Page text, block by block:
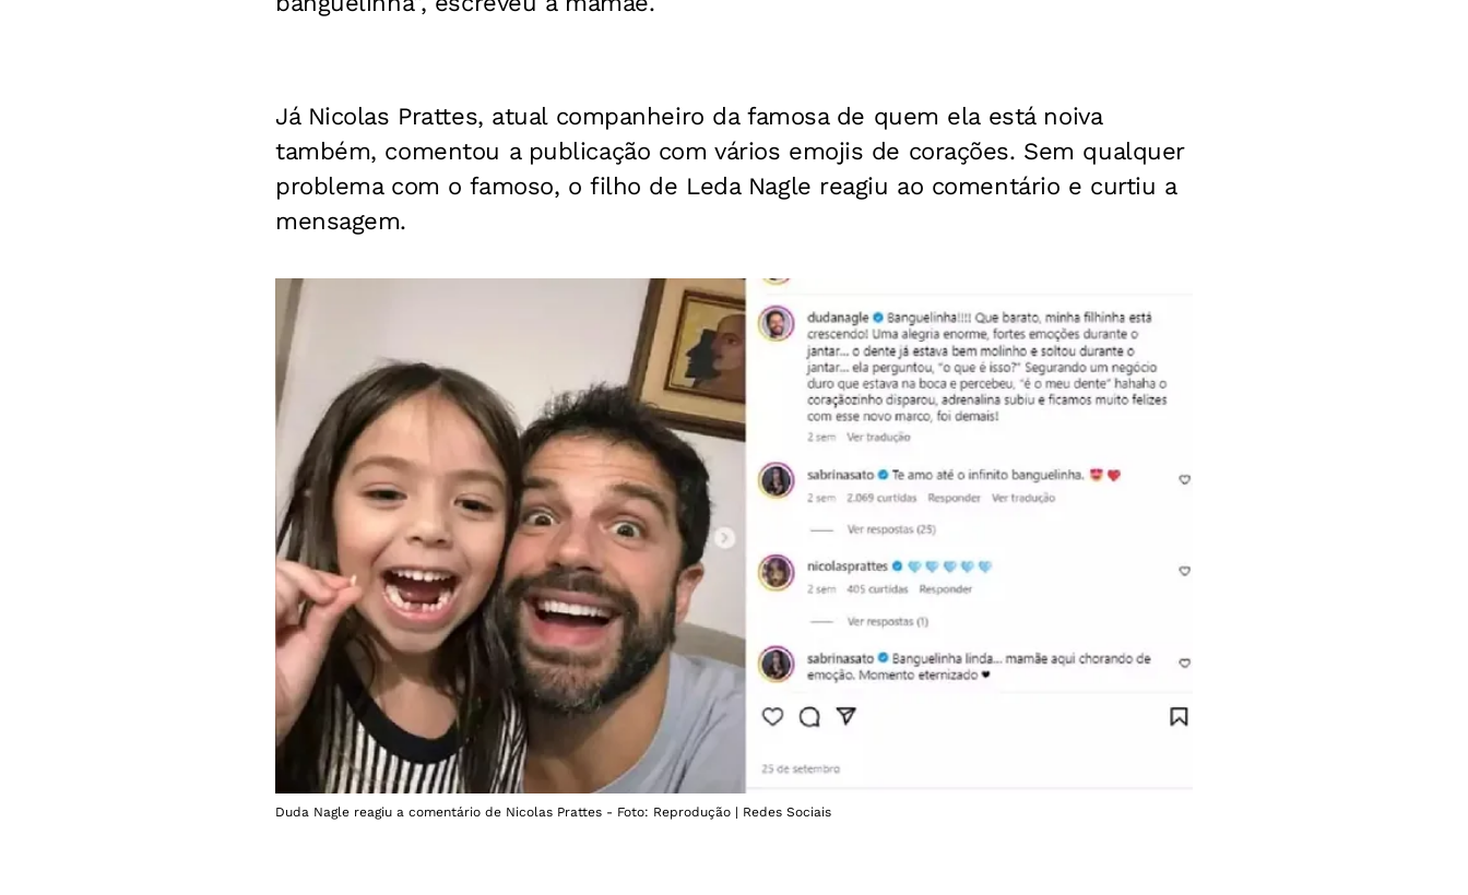
Já Nicolas Prattes, atual companheiro da famosa de quem ela está noiva
também, comentou a publicação com vários emojis de corações. Sem qualquer
problema com o famoso, o filho de Leda Nagle reagiu ao comentário e curtiu a
mensagem.
Duda Nagle reagiu a comentário de Nicolas Prattes - Foto: Reprodução | Redes Sociais